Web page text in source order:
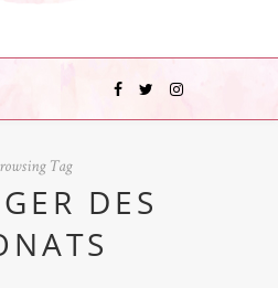
Tag
DES